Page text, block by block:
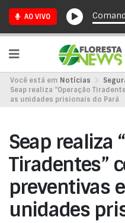
AO VIVO
Você está em Notícias
Seap realiza “Operação
as unidades prisionais do Pará
Seap realiza
Tiradentes”
preventivas
unidades